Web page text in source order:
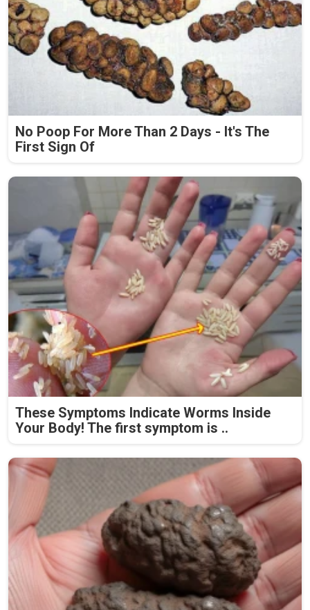
No Poop For More Than 2 Days - It's The
First Sign Of
These Symptoms Indicate Worms Inside
Your Body! The first symptom is ..